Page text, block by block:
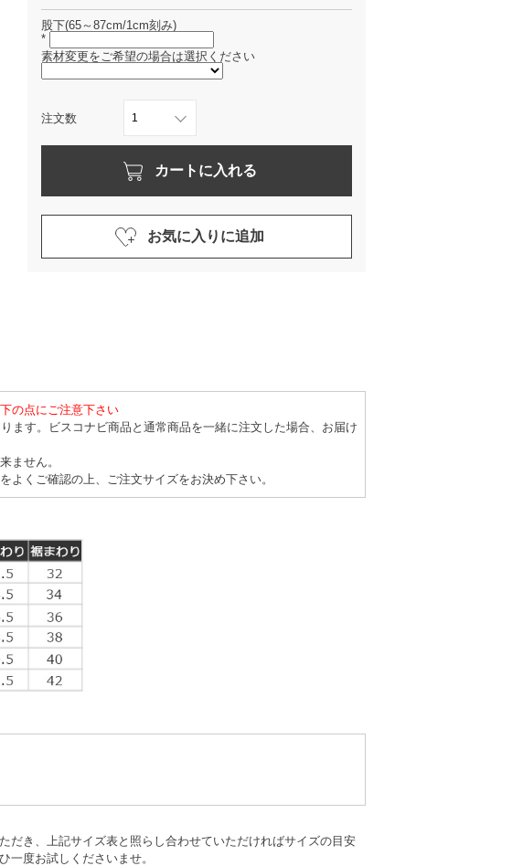
股下(65～87cm/1cm刻み)
*
素材変更をご希望の場合は選択ください
注文数
カートに入れる
お気に入りに追加
の点にご注意下さい
ます。ビスコナビ商品と通常商品を一緒に注文した場合、お届け
ません。
よくご確認の上、ご注文サイズをお決め下さい。
だき、上記サイズ表と照らし合わせていただければサイズの目安
一度お試しくださいませ。